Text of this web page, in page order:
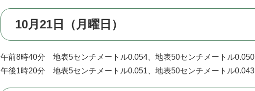
10月21日（月曜日）
午前8時40分 地表5センチメートル0.054、地表50センチメートル0.050
午後1時20分 地表5センチメートル0.051、地表50センチメートル0.043